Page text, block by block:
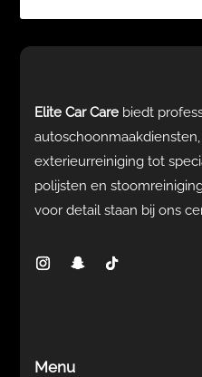
Elite Car Care biedt
exterieurreiniging tot
polijsten en
voor detail staan bij ons
Menu